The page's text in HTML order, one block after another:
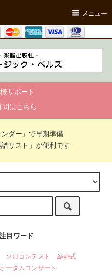
メニュー
サポート
問はこちら
ンダー」で早期準備
譜リスト」が便利です
目ワード
ソロコンテスト
結婚式
オータムコンサート